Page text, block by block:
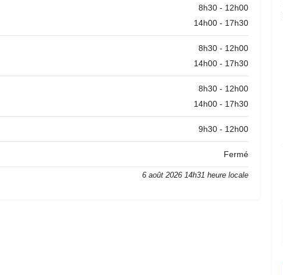
8h30 - 12h00
14h00 - 17h30
8h30 - 12h00
14h00 - 17h30
8h30 - 12h00
14h00 - 17h30
9h30 - 12h00
Fermé
6 août 2026 14h31 heure locale